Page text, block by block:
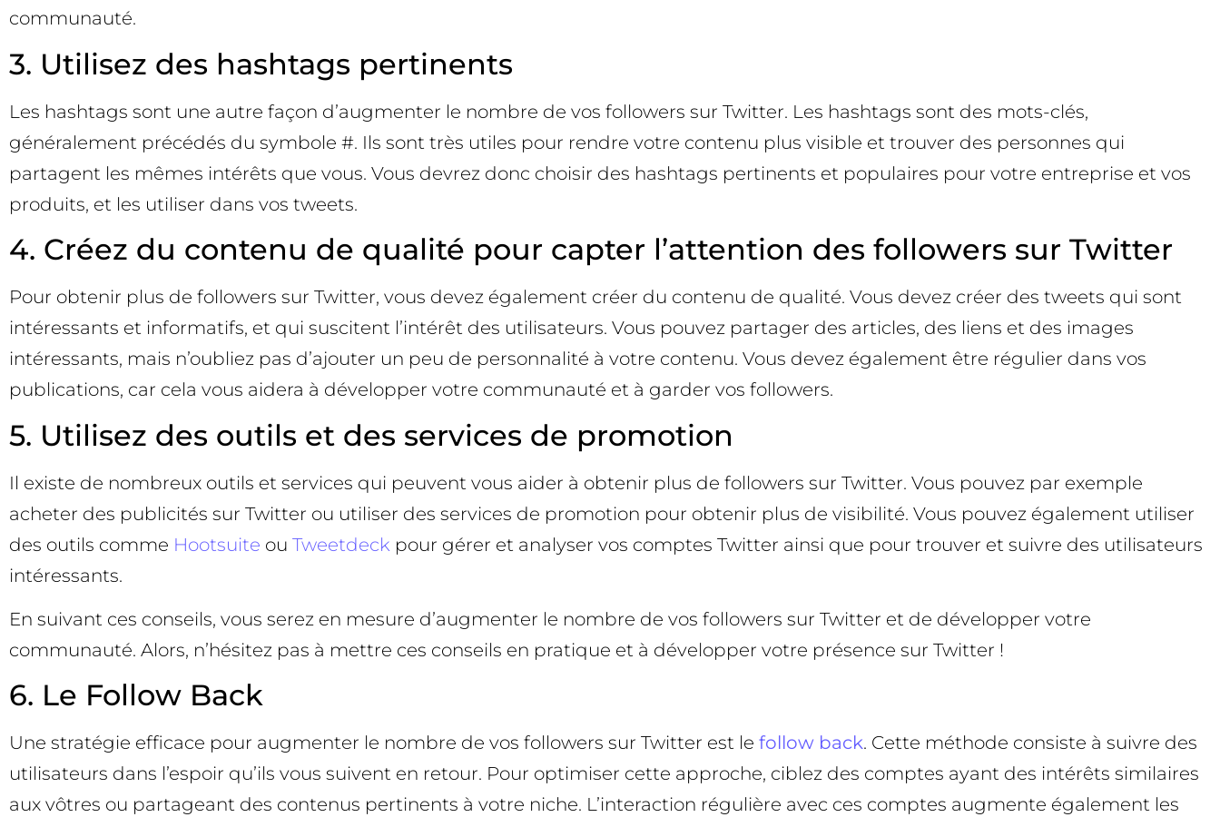
communauté.
3. Utilisez des hashtags pertinents
Les hashtags sont une autre façon d’augmenter le nombre de vos followers sur Twitter. Les hashtags sont des mots-clés,
généralement précédés du symbole #. Ils sont très utiles pour rendre votre contenu plus visible et trouver des personnes qui
partagent les mêmes intérêts que vous. Vous devrez donc choisir des hashtags pertinents et populaires pour votre entreprise et vos
produits, et les utiliser dans vos tweets.
4. Créez du contenu de qualité pour capter l’attention des followers sur Twitter
Pour obtenir plus de followers sur Twitter, vous devez également créer du contenu de qualité. Vous devez créer des tweets qui sont
intéressants et informatifs, et qui suscitent l’intérêt des utilisateurs. Vous pouvez partager des articles, des liens et des images
intéressants, mais n’oubliez pas d’ajouter un peu de personnalité à votre contenu. Vous devez également être régulier dans vos
publications, car cela vous aidera à développer votre communauté et à garder vos followers.
5. Utilisez des outils et des services de promotion
Il existe de nombreux outils et services qui peuvent vous aider à obtenir plus de followers sur Twitter. Vous pouvez par exemple
acheter des publicités sur Twitter ou utiliser des services de promotion pour obtenir plus de visibilité. Vous pouvez également utiliser
des outils comme Hootsuite ou Tweetdeck pour gérer et analyser vos comptes Twitter ainsi que pour trouver et suivre des utilisateurs
intéressants.
En suivant ces conseils, vous serez en mesure d’augmenter le nombre de vos followers sur Twitter et de développer votre
communauté. Alors, n’hésitez pas à mettre ces conseils en pratique et à développer votre présence sur Twitter !
6. Le Follow Back
Une stratégie efficace pour augmenter le nombre de vos followers sur Twitter est le follow back. Cette méthode consiste à suivre des
utilisateurs dans l’espoir qu’ils vous suivent en retour. Pour optimiser cette approche, ciblez des comptes ayant des intérêts similaires
aux vôtres ou partageant des contenus pertinents à votre niche. L’interaction régulière avec ces comptes augmente également les